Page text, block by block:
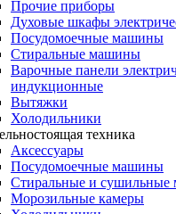
Прочие приборы
Духовые шкафы
Посудомоечные машины
Стиральные машины
Варочные панели
индукционные
Вытяжки
Холодильники
техника
Аксессуары
Посудомоечные машины
Стиральные и
Морозильные камеры